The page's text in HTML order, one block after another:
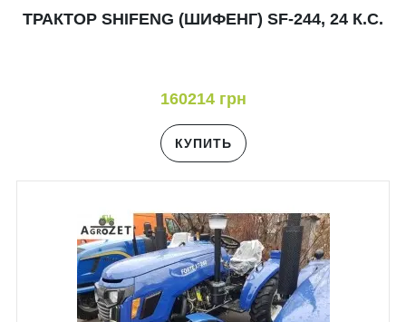
ТРАКТОР SHIFENG (ШИФЕНГ) SF-244, 24 К.С.
160214 грн
КУПИТЬ